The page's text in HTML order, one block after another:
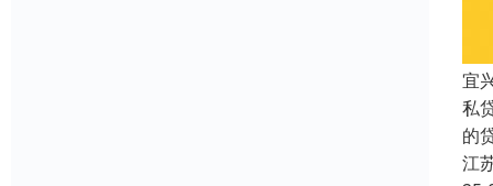
宜
私
的
江